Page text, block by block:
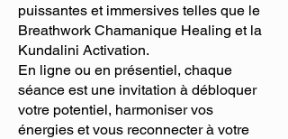
puissantes et immersives telles que le
Breathwork Chamanique Healing et la
Kundalini Activation.
En ligne ou en présentiel, chaque
séance est une invitation à débloquer
votre potentiel, harmoniser vos
énergies et vous reconnecter à votre